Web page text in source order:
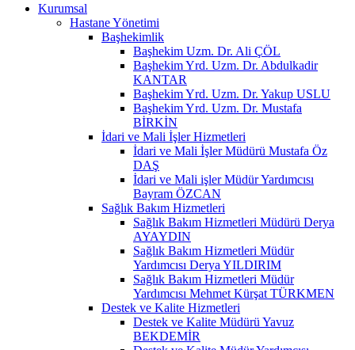
Kurumsal
Hastane Yönetimi
Başhekimlik
Başhekim Uzm. Dr. Ali ÇÖL
Başhekim Yrd. Uzm. Dr. Abdulkadir
KANTAR
Başhekim Yrd. Uzm. Dr. Yakup USLU
Başhekim Yrd. Uzm. Dr. Mustafa
BİRKİN
İdari ve Mali İşler Hizmetleri
İdari ve Mali İşler Müdürü Mustafa Öz
DAŞ
İdari ve Mali işler Müdür Yardımcısı
Bayram ÖZCAN
Sağlık Bakım Hizmetleri
Sağlık Bakım Hizmetleri Müdürü Derya
AYAYDIN
Sağlık Bakım Hizmetleri Müdür
Yardımcısı Derya YILDIRIM
Sağlık Bakım Hizmetleri Müdür
Yardımcısı Mehmet Kürşat TÜRKMEN
Destek ve Kalite Hizmetleri
Destek ve Kalite Müdürü Yavuz
BEKDEMİR